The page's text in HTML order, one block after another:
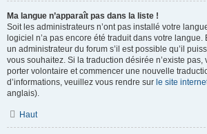
Ma langue n’apparaît pas dans la liste !
Soit les administrateurs n’ont pas installé votre
logiciel n’a pas encore été traduit dans votre
un administrateur du forum s’il est possible qu’il
vous souhaitez. Si la traduction désirée n’existe pas,
porter volontaire et commencer une nouvelle
d’informations, veuillez vous rendre sur le site
anglais).
Haut